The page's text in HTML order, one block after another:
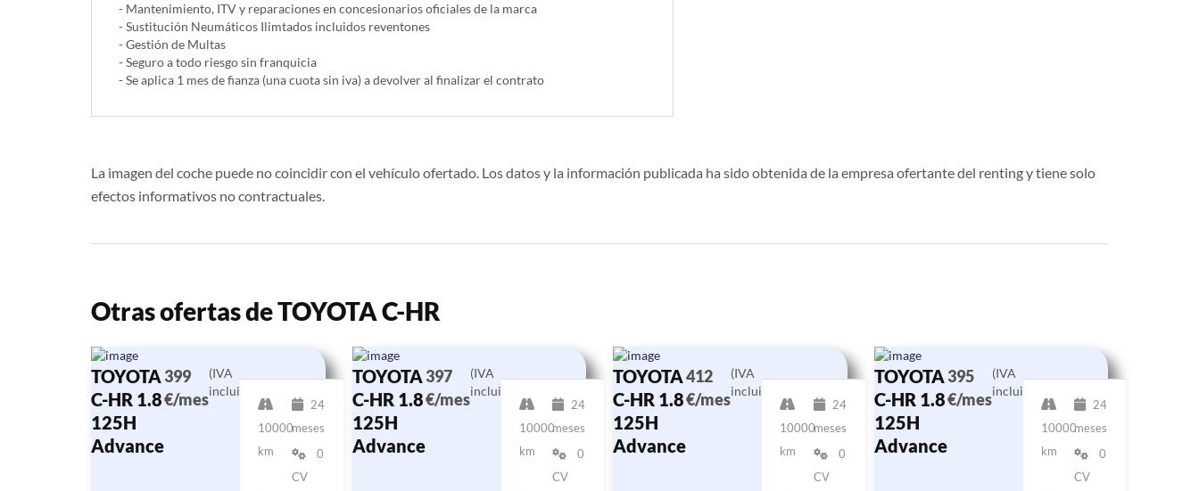
- Mantenimiento, ITV y reparaciones en concesionarios oficiales de la marca
- Sustitución Neumáticos Ilimtados incluidos reventones
- Gestión de Multas
- Seguro a todo riesgo sin franquicia
- Se aplica 1 mes de fianza (una cuota sin iva) a devolver al finalizar el contrato
La imagen del coche puede no coincidir con el vehículo ofertado. Los datos y la información publicada ha sido obtenida de la empresa ofertante del renting y tiene solo
efectos informativos no contractuales.
Otras ofertas de TOYOTA C-HR
TOYOTA
C-HR 1.8
125H
Advance
399
€/mes
(IVA
incluido)
10000
km
24
meses
0
CV
TOYOTA
C-HR 1.8
125H
Advance
397
€/mes
(IVA
incluido)
10000
km
24
meses
0
CV
TOYOTA
C-HR 1.8
125H
Advance
412
€/mes
(IVA
incluido)
10000
km
24
meses
0
CV
TOYOTA
C-HR 1.8
125H
Advance
395
€/mes
(IVA
incluido)
10000
km
24
meses
0
CV